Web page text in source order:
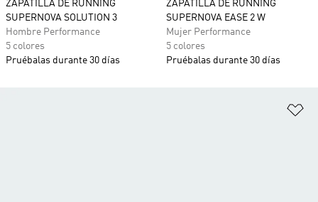
ZAPATILLA DE RUNNING
SUPERNOVA SOLUTION 3
Hombre Performance
5 colores
Pruébalas durante 30 días
ZAPATILLA DE RUNNING
SUPERNOVA EASE 2 W
Mujer Performance
5 colores
Pruébalas durante 30 días